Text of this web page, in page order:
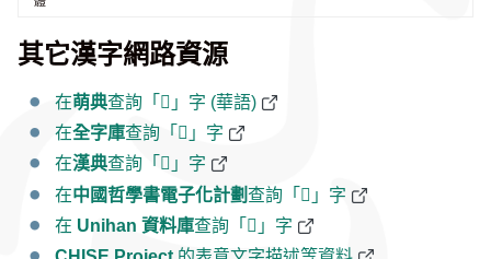
其它漢字網路資源
在萌典查詢「𪂸」字 (華語)
在全字庫查詢「𪂸」字
在漢典查詢「𪂸」字
在中國哲學書電子化計劃查詢「𪂸」字
在 Unihan 資料庫查詢「𪂸」字